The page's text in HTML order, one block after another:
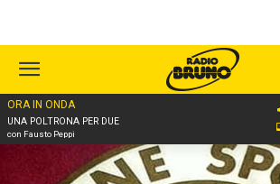
ORA IN ONDA
UNA POLTRONA PER DUE
con Fausto Peppi
Home